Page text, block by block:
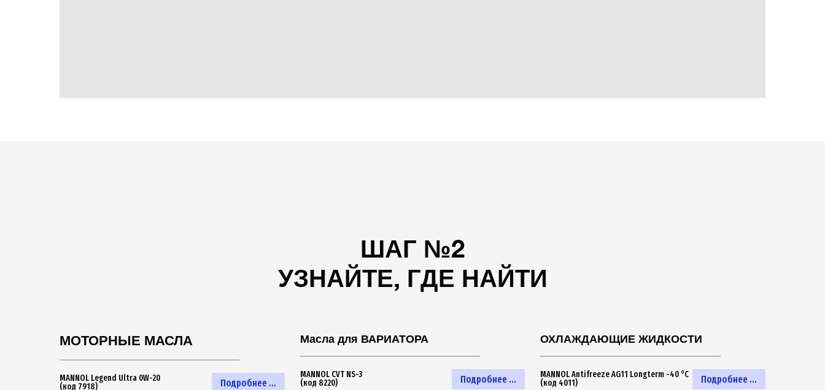
ШАГ №2
УЗНАЙТЕ, ГДЕ НАЙТИ
МОТОРНЫЕ МАСЛА
Подробнее ...
MANNOL Legend Ultra 0W-20
(код 7918)
Масла для ВАРИАТОРА
Подробнее ...
MANNOL CVT NS-3
(код 8220)
ОХЛАЖДАЮЩИЕ ЖИДКОСТИ
Подробнее ...
MANNOL Antifreeze AG11 Longterm -40 °C
(код 4011)